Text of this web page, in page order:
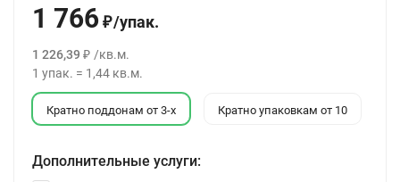
1 766 ₽/упак.
1 226,39 ₽ /кв.м.
1 упак. = 1,44 кв.м.
Кратно поддонам от 3-х Кратно упаковкам от 10
Дополнительные услуги: